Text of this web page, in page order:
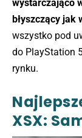
wystarczająco
błyszczący
wszystko pod
do PlayStation
rynku.
XSX: